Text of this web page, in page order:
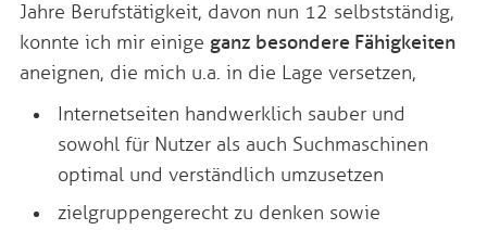
Jahre Berufstätigkeit, davon nun 12 selbstständig,
konnte ich mir einige ganz besondere Fähigkeiten
aneignen, die mich u.a. in die Lage versetzen,
Internetseiten handwerklich sauber und
sowohl für Nutzer als auch Suchmaschinen
optimal und verständlich umzusetzen
zielgruppengerecht zu denken sowie